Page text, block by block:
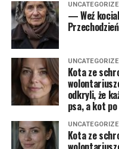
— Weź
Kota ze
odkryli, że
psa, a kot
Kota ze